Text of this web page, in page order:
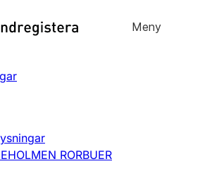
til
Meny
slette
RORBUER